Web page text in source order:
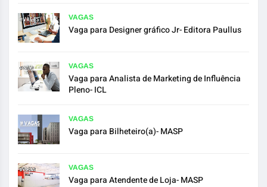
VAGAS
Vaga para Designer gráfico Jr- Editora Paullus
VAGAS
Vaga para Analista de Marketing de Influência
Pleno- ICL
VAGAS
Vaga para Bilheteiro(a)- MASP
VAGAS
Vaga para Atendente de Loja- MASP